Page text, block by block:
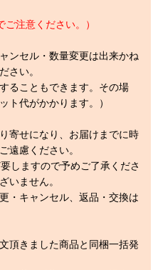
注意ください。）
ンセル・数量変更は出来かね
さい。
ることもできます。その場
ト代がかかります。）
寄せになり、お届けまでに時
遠慮ください。
しますので予めご了承くださ
いません。
・キャンセル、返品・交換は
頂きました商品と同梱一括発